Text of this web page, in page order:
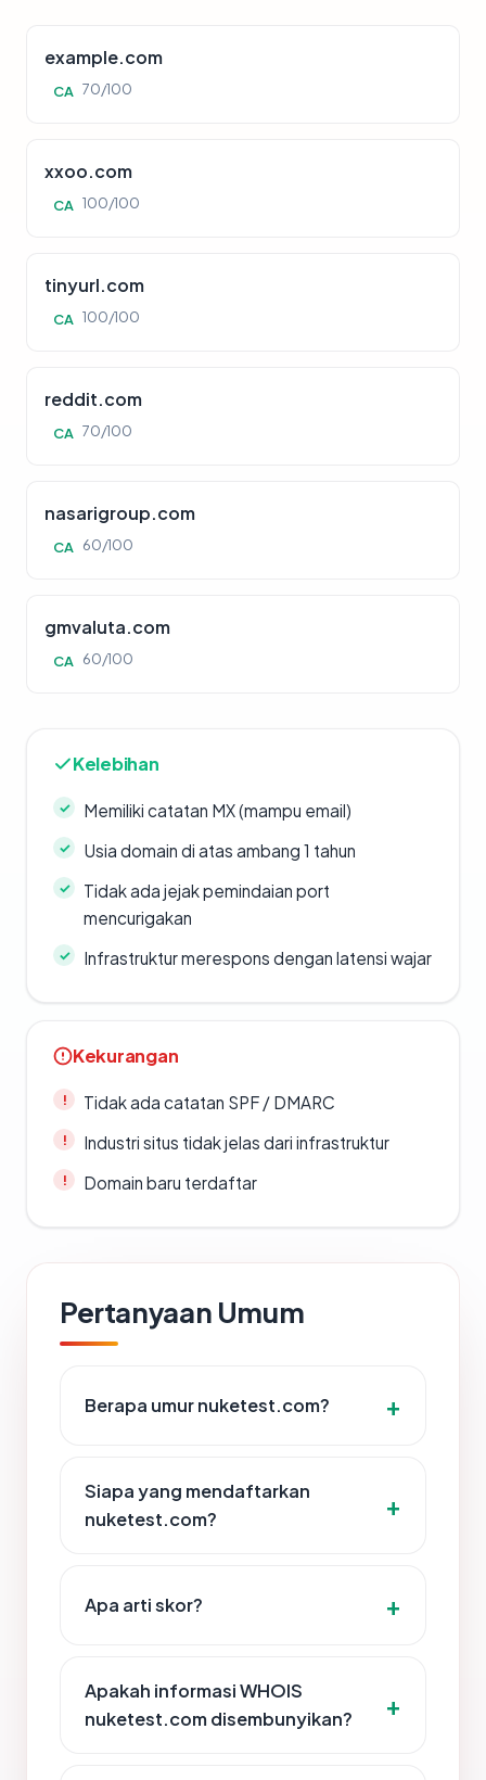
example.com
CA 70/100
xxoo.com
CA 100/100
tinyurl.com
CA 100/100
reddit.com
CA 70/100
nasarigroup.com
CA 60/100
gmvaluta.com
CA 60/100
Kelebihan
Memiliki catatan MX (mampu email)
Usia domain di atas ambang 1 tahun
Tidak ada jejak pemindaian port
mencurigakan
Infrastruktur merespons dengan latensi wajar
Kekurangan
Tidak ada catatan SPF / DMARC
Industri situs tidak jelas dari infrastruktur
Domain baru terdaftar
Pertanyaan Umum
Berapa umur nuketest.com?
Siapa yang mendaftarkan
nuketest.com?
Apa arti skor?
Apakah informasi WHOIS
nuketest.com disembunyikan?